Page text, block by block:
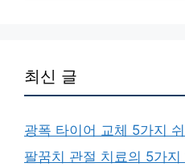
최신 글
광폭 타이어 교체 5가지
팔꿈치 관절 치료의 5가지